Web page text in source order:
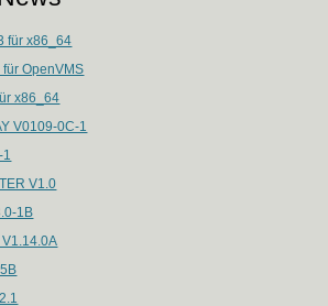
für x86_64
OpenVMS
x86_64
V0109-0C-1
1
V1.0
1B